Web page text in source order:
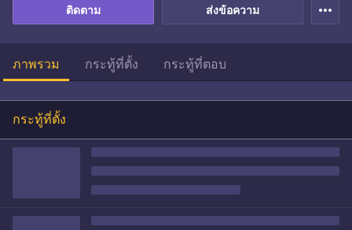
ส่งข้อความ
ติดตาม more_horiz
ภาพรวม กระทู้ที่ตั้ง กระทู้ที่ตอบ
กระทู้ที่ตั้ง